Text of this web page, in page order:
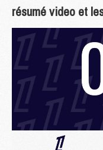
résumé video et